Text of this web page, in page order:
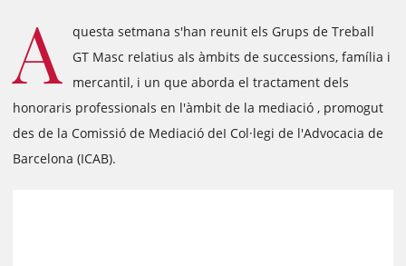
A
questa setmana s'han reunit els Grups de Treball
GT Masc relatius als àmbits de successions, família i
mercantil, i un que aborda el tractament dels
honoraris professionals en l'àmbit de la mediació , promogut
des de la Comissió de Mediació deI Col·legi de l'Advocacia de
Barcelona (ICAB).